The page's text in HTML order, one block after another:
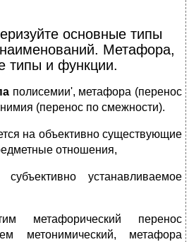
основные типы
Метафора,
типы и функции.
полисемии', метафора (перенос
(перенос по смежности).
на объективно существующие
отношения,
устанавливаемое
метафорический перенос
метонимический, метафора